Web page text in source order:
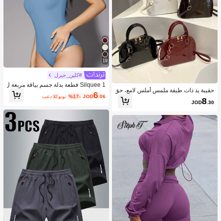
حقيبة يد ذات طبقة ملمس أملس لامع، حق
يبة كروس بسيطة للنساء للتنقل اليومي
JOD8.30
19
#كلين_جيرل
Silquee 1 قطعة بدلة جسم بياقة مربعة ل
ون سادة
JOD6.06
%17- بعد الكوبون